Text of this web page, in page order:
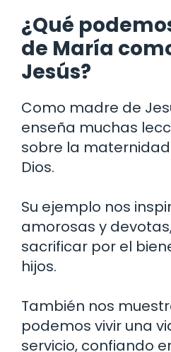
¿Qué
de María
Jesús?
Como madre de
enseña muchas
sobre la
Dios.
Su ejemplo nos
amorosas y
sacrificar por el
hijos.
También nos
podemos vivir una
servicio, confiando